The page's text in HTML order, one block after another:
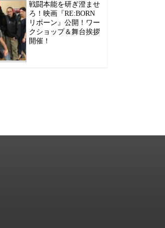
戦闘本能を研ぎ澄ませ
ろ！映画『RE:BORN
リボーン』公開！ワー
クショップ＆舞台挨拶
開催！